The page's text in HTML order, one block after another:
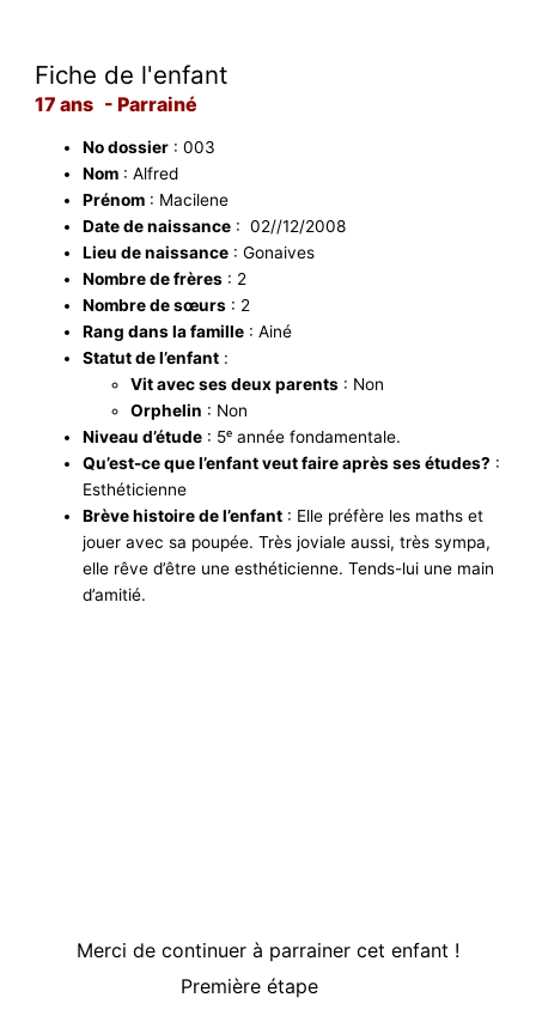
Fiche de l'enfant
17 ans - Parrainé
No dossier : 003
Nom : Alfred
Prénom : Macilene
Date de naissance : 02//12/2008
Lieu de naissance : Gonaives
Nombre de frères : 2
Nombre de sœurs : 2
Rang dans la famille : Ainé
Statut de l’enfant :
Vit avec ses deux parents : Non
Orphelin : Non
Niveau d’étude : 5ᵉ année fondamentale.
Qu’est-ce que l’enfant veut faire après ses études? :
Esthéticienne
Brève histoire de l’enfant : Elle préfère les maths et
jouer avec sa poupée. Très joviale aussi, très sympa,
elle rêve d’être une esthéticienne. Tends-lui une main
d’amitié.
Merci de continuer à parrainer cet enfant !
Première étape